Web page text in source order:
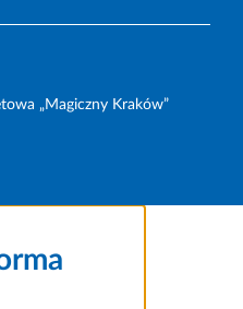
„Magiczny Kraków”